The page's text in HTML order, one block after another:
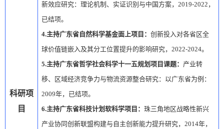
科研项
目
新效应研究：理论机制、实证识别与中国方案， 2019-2022 ，
已结项。
4.主持广东省自然科学基金面上项目： 创新投入对各省区全
球价值链嵌入及其分工位置提升的影响研究， 2022-2024。
5.主持广东省哲学社会科学十一五规划项目课题： 产业转
移、区域经济竞争力与物流资源整合研究：以广东省为例：
2009年，已结项。
6.主持广东省科技计划软科学项目： 珠三角地区战略性新兴
产业协同创新联盟构建与自主创新能力提升研究， 2014年，